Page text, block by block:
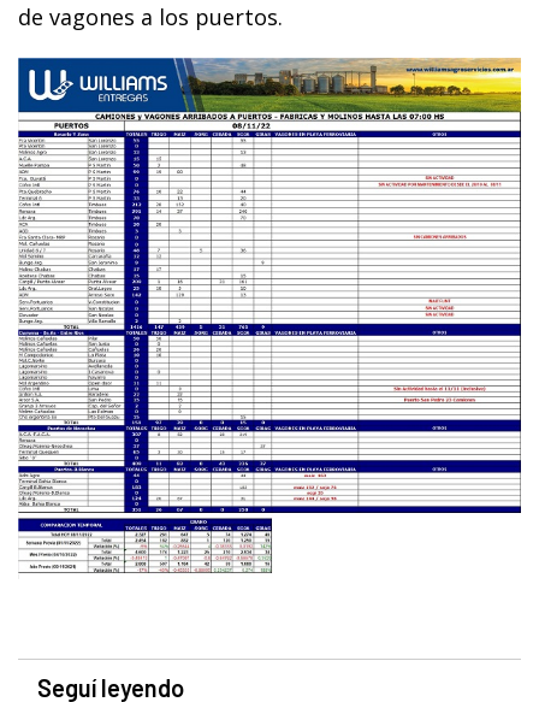
de vagones a los puertos.
Seguí leyendo